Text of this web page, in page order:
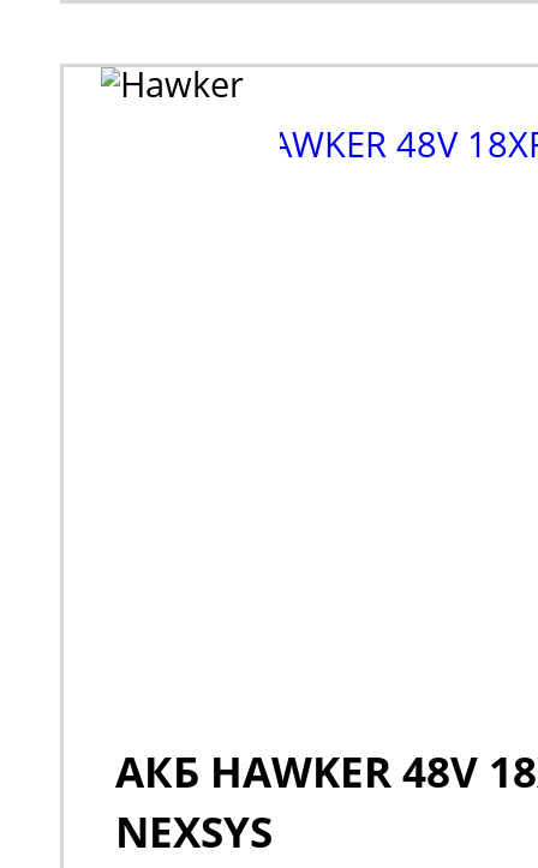
АКБ HAWKER 48V
NEXSYS